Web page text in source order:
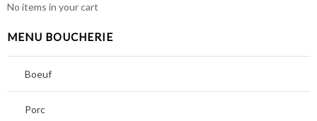
No items in your cart
MENU BOUCHERIE
Boeuf
Porc